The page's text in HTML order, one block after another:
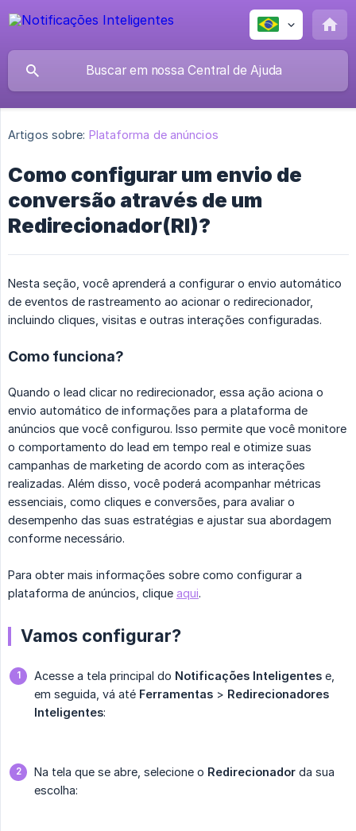
Artigos sobre: Plataforma de anúncios
Como configurar um envio de
conversão através de um
Redirecionador(RI)?
Nesta seção, você aprenderá a configurar o envio automático
de eventos de rastreamento ao acionar o redirecionador,
incluindo cliques, visitas e outras interações configuradas.
Como funciona?
Quando o lead clicar no redirecionador, essa ação aciona o
envio automático de informações para a plataforma de
anúncios que você configurou. Isso permite que você monitore
o comportamento do lead em tempo real e otimize suas
campanhas de marketing de acordo com as interações
realizadas. Além disso, você poderá acompanhar métricas
essenciais, como cliques e conversões, para avaliar o
desempenho das suas estratégias e ajustar sua abordagem
conforme necessário.
Para obter mais informações sobre como configurar a
plataforma de anúncios, clique aqui.
Vamos configurar?
Acesse a tela principal do Notificações Inteligentes e,
em seguida, vá até Ferramentas > Redirecionadores
Inteligentes:
Na tela que se abre, selecione o Redirecionador da sua
escolha: